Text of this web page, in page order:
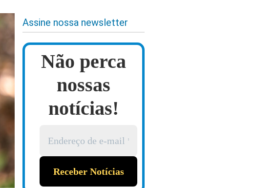
Assine nossa newsletter
Não perca
nossas
notícias!